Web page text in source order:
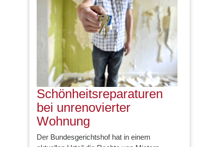
Schönheitsreparaturen
bei unrenovierter
Wohnung
Der Bundesgerichtshof hat in einem